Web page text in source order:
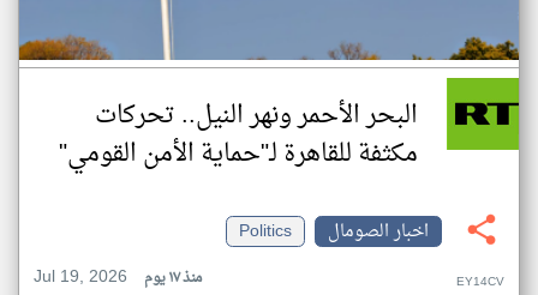
البحر الأحمر ونهر النيل.. تحركات
مكثفة للقاهرة لـ"حماية الأمن القومي"
اخبار الصومال
Politics
Jul 19, 2026
منذ ١٧ يوم EY14CV